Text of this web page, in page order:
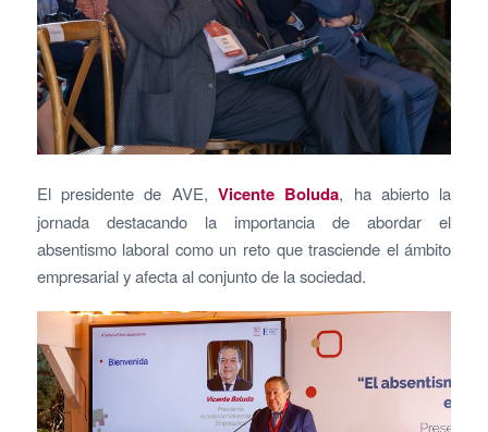
El presidente de AVE, Vicente Boluda, ha abierto la
jornada destacando la importancia de abordar el
absentismo laboral como un reto que trasciende el ámbito
empresarial y afecta al conjunto de la sociedad.